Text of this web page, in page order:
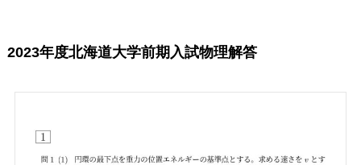
2023年度北海道大学前期入試物理解答